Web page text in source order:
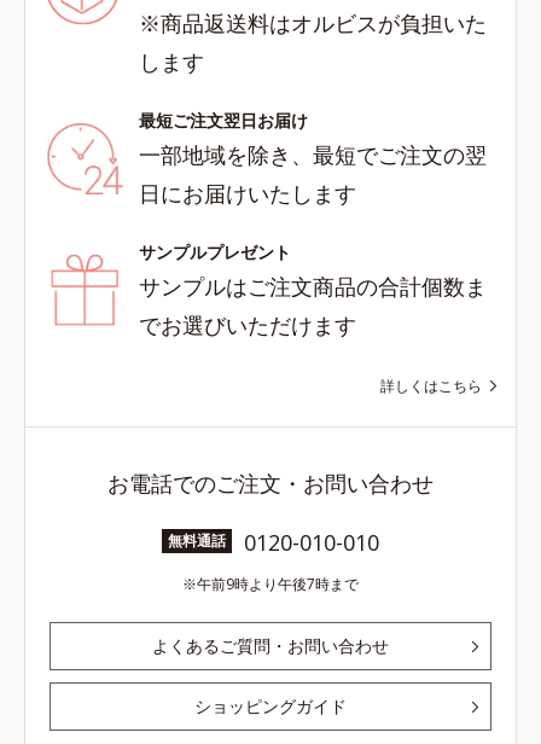
※商品返送料はオルビスが負担いた
します
最短ご注文翌日お届け
一部地域を除き、最短でご注文の翌
日にお届けいたします
サンプルプレゼント
サンプルはご注文商品の合計個数ま
でお選びいただけます
詳しくはこちら
お電話でのご注文・お問い合わせ
無料通話 0120-010-010
午前9時より午後7時まで
よくあるご質問・お問い合わせ
ショッピングガイド